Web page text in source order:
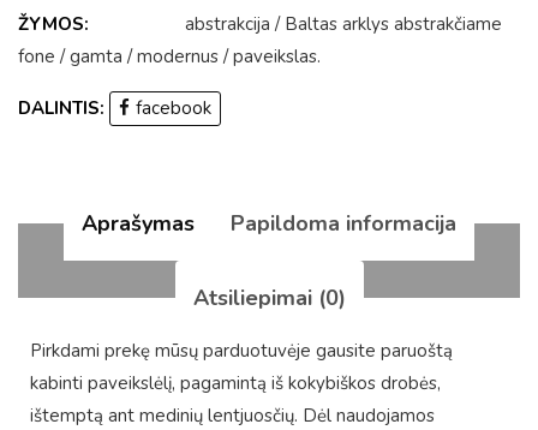
ŽYMOS: abstrakcija / Baltas arklys abstrakčiame
fone /gamta /modernus /paveikslas.
DALINTIS: facebook
Aprašymas Papildoma informacija
Atsiliepimai (0)
Pirkdami prekę mūsų parduotuvėje gausite paruoštą
kabinti paveikslėlį, pagamintą iš kokybiškos drobės,
ištemptą ant medinių lentjuosčių. Dėl naudojamos